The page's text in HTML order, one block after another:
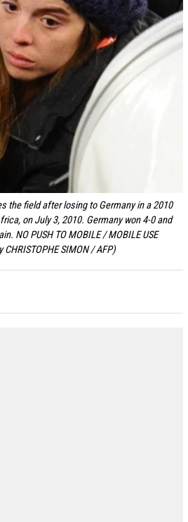
the field after losing to Germany in a 2010
on July 3, 2010. Germany won 4-0 and
NO PUSH TO MOBILE / MOBILE USE
CHRISTOPHE SIMON / AFP)